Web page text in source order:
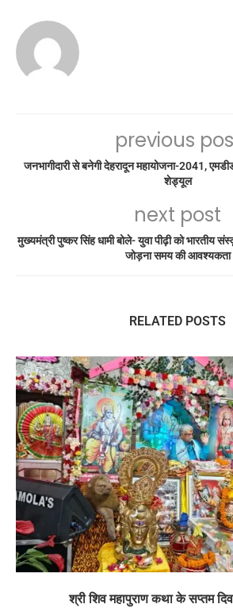
previous
जनभागीदारी से बनेगी देहरादून महायोजना-2041,
शेड्यूल
next post
मुख्यमंत्री पुष्कर सिंह धामी बोले- युवा पीढ़ी को भारतीय
जोड़ना समय की आवश्यकता
RELATED POSTS
श्री शिव महापुराण कथा के सप्तम